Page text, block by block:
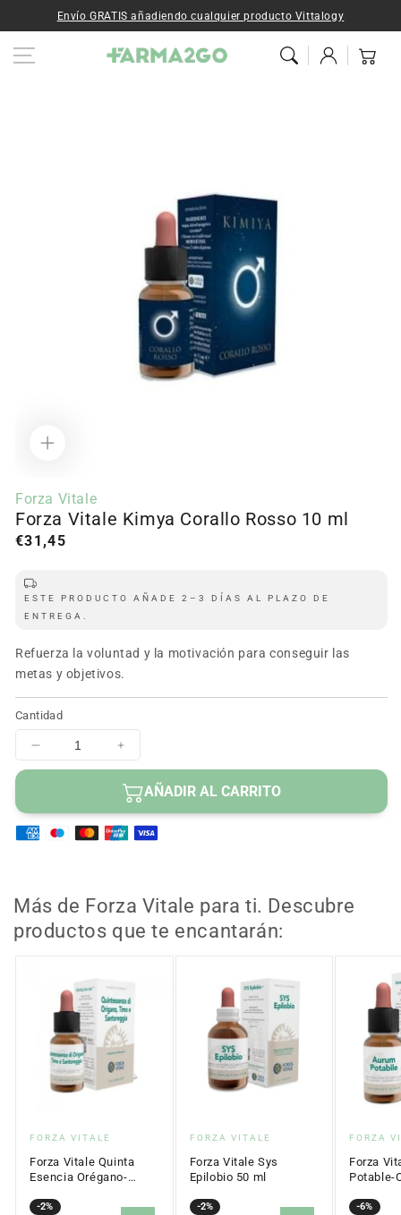
Ir al contenidoEnvío GRATIS añadiendo cualquier producto Vittalogy
Iniciar
sesión
Carrito
contenido
multimedia
1
en
modal
Forza Vitale
Forza Vitale Kimya Corallo Rosso 10 ml
Precio
€31,45
ESTE PRODUCTO AÑADE 2–3 DÍAS AL PLAZO DE
ENTREGA.
Refuerza la voluntad y la motivación para conseguir las
metas y objetivos.
Cantidad
Disminuir
cantidad
Forza
Vitale
Kimya
10
Aumentar
cantidad
para
Forza
Vitale
Kimya
10
AÑADIR AL CARRITO
Más de Forza Vitale para ti. Descubre
productos que te encantarán:
Proveedor:
FORZA VITALE
Forza Vitale Quinta
Esencia Orégano-
-2%
Precio
Precio
Proveedor:
FORZA VITALE
Forza Vitale Sys
Epilobio 50 ml
-2%
Precio
Precio
FORZA
Forza
Potable-
-6%
Precio
Precio